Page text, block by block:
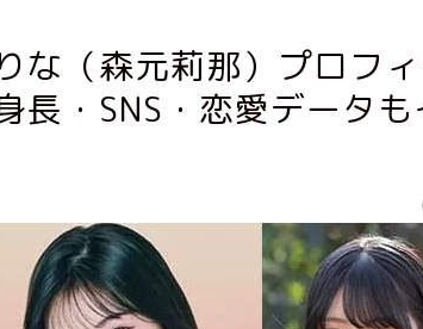
な（森元莉那）プロフ
長・SNS・恋愛データも